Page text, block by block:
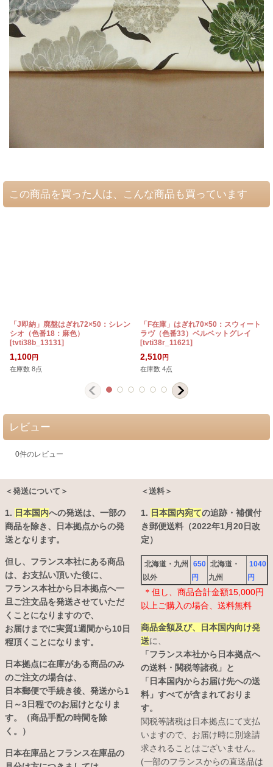
この商品を買った人は、こんな商品も買っています
「J即納」廃盤はぎれ72×50：シレン
シオ（色番18：麻色）
[tvti38b_13131]
1,100円
在庫数 8点
「F在庫」はぎれ70×50：スウィート
ラヴ（色番33）ベルベットグレイ
[tvti38r_11621]
2,510円
在庫数 4点
レビュー
0件のレビュー
＜発送について＞
1. 日本国内への発送は、 一部の
商品を除き、日本拠点からの発
送となります。
但し、フランス本社にある商品
は、お支払い頂いた後に、
フランス本社から日本拠点へ一
旦ご注文品を発送させていただ
くことになりますので、
お届けまでに実質1週間から10日
程頂くことになります。
日本拠点に在庫がある商品のみ
のご注文の場合は、
日本郵便で手続き後、発送から1
日～3日程でのお届けとなりま
す。（商品手配の時間を除
く。）
日本在庫品とフランス在庫品の
＜送料＞
1. 日本国内宛ての追跡・補償付
き郵便送料（2022年1月20日改
定）
北海道・九州
以外
650
円
北海道・
九州
1040
円
＊但し、商品合計金額15,000円
以上ご購入の場合、送料無料
商品金額及び、日本国内向け発
送に、
「フランス本社から日本拠点へ
の送料・関税等諸税」と
「日本国内からお届け先への送
料」すべてが含まれておりま
す。
関税等諸税は日本拠点にて支払
いますので、お届け時に別途請
求されることはございません。
(一部のフランスからの直送品は